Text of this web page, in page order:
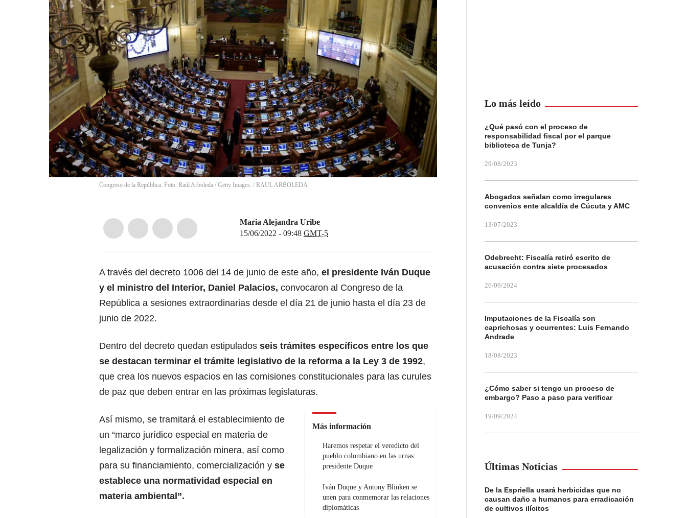
Congreso de la República. Foto: Raúl Arboleda / Getty Images. / RAUL ARBOLEDA
Maria Alejandra Uribe
15/06/2022 - 09:48 GMT-5
A través del decreto 1006 del 14 de junio de este año, el presidente Iván Duque
y el ministro del Interior, Daniel Palacios, convocaron al Congreso de la
República a sesiones extraordinarias desde el día 21 de junio hasta el día 23 de
junio de 2022.
Dentro del decreto quedan estipulados seis trámites específicos entre los que
se destacan terminar el trámite legislativo de la reforma a la Ley 3 de 1992,
que crea los nuevos espacios en las comisiones constitucionales para las curules
de paz que deben entrar en las próximas legislaturas.
Más información
Haremos respetar el veredicto del
pueblo colombiano en las urnas:
presidente Duque
Iván Duque y Antony Blinken se
unen para conmemorar las relaciones
diplomáticas
Así mismo, se tramitará el establecimiento de
un “marco jurídico especial en materia de
legalización y formalización minera, así como
para su financiamiento, comercialización y se
establece una normatividad especial en
materia ambiental”.
Lo más leído
¿Qué pasó con el proceso de
responsabilidad fiscal por el parque
biblioteca de Tunja?
29/08/2023
Abogados señalan como irregulares
convenios ente alcaldía de Cúcuta y AMC
13/07/2023
Odebrecht: Fiscalía retiró escrito de
acusación contra siete procesados
26/09/2024
Imputaciones de la Fiscalía son
caprichosas y ocurrentes: Luis Fernando
Andrade
18/08/2023
¿Cómo saber si tengo un proceso de
embargo? Paso a paso para verificar
19/09/2024
Últimas Noticias
De la Espriella usará herbicidas que no
causan daño a humanos para erradicación
de cultivos ilícitos